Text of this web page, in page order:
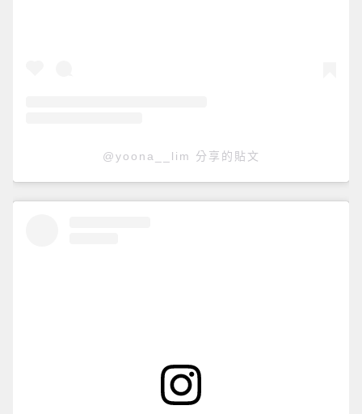
@yoona__lim 分享的貼文